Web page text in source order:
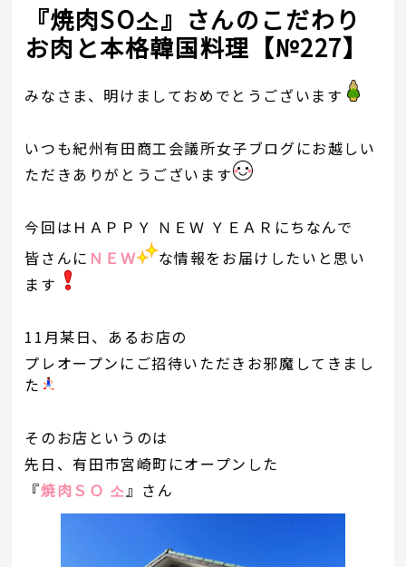
『焼肉SO소』さんのこだわり
お肉と本格韓国料理【№227】
みなさま、明けましておめでとうございます
いつも紀州有田商工会議所女子ブログにお越しい
ただきありがとうございます
今回はＨＡＰＰＹ ＮＥＷ ＹＥＡＲにちなんで
皆さんに ＮＥＷ
な情報をお届けしたいと思い
ます
11月某日、あるお店の
プレオープンにご招待いただきお邪魔してきまし
た
そのお店というのは
先日、有田市宮崎町にオープンした
『焼肉ＳＯ 소』さん